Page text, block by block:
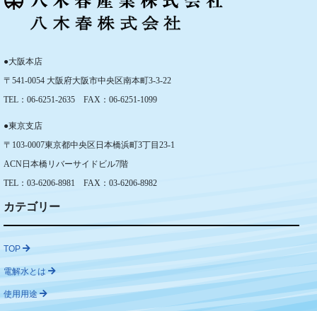
●大阪本店
〒541-0054 大阪府大阪市中央区南本町3-3-22
TEL：06-6251-2635 FAX：06-6251-1099
●東京支店
〒103-0007東京都中央区日本橋浜町3丁目23-1
ACN日本橋リバーサイドビル7階
TEL：03-6206-8981 FAX：03-6206-8982
カテゴリー
TOP
電解水とは
使用用途